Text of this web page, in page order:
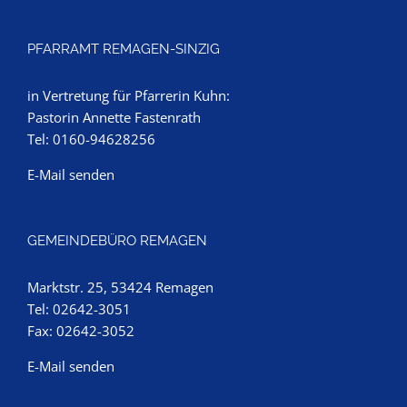
PFARRAMT REMAGEN-SINZIG
in Vertretung für Pfarrerin Kuhn:
Pastorin Annette Fastenrath
Tel: 0160-94628256
E-Mail senden
GEMEINDEBÜRO REMAGEN
Marktstr. 25, 53424 Remagen
Tel: 02642-3051
Fax: 02642-3052
E-Mail senden